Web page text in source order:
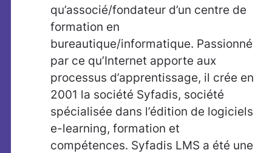
qu’associé/fondateur d’un centre de
formation en
bureautique/informatique. Passionné
par ce qu’Internet apporte aux
processus d’apprentissage, il crée en
2001 la société Syfadis, société
spécialisée dans l’édition de logiciels
e-learning, formation et
compétences. Syfadis LMS a été une